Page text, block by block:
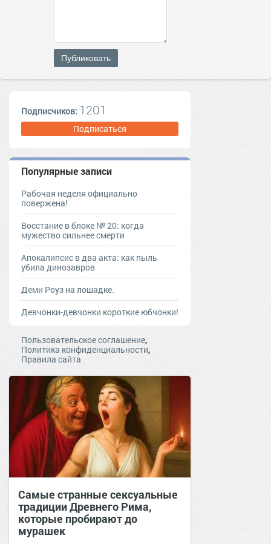
Публиковать
Подписчиков: 1201
Подписаться
Популярные записи
Рабочая неделя официально
повержена!
Восстание в блоке № 20: когда
мужество сильнее смерти
Апокалипсис в два акта: как пыль
убила динозавров
Деми Роуз на лошадке.
Девчонки-девчонки короткие юбчонки!
Пользовательское соглашение,
Политика конфиденциальности,
Правила сайта
Самые странные сексуальные
традиции Древнего Рима,
которые пробирают до
мурашек